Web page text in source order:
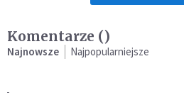
Komentarze ()
Najnowsze Najpopularniejsze